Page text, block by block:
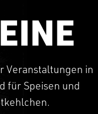
Veranstaltungen in
für Speisen und